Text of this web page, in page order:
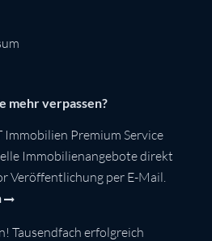
mehr verpassen?
Immobilien Premium Service
Immobilienangebote direkt
Veröffentlichung per E-Mail.
Tausendfach erfolgreich